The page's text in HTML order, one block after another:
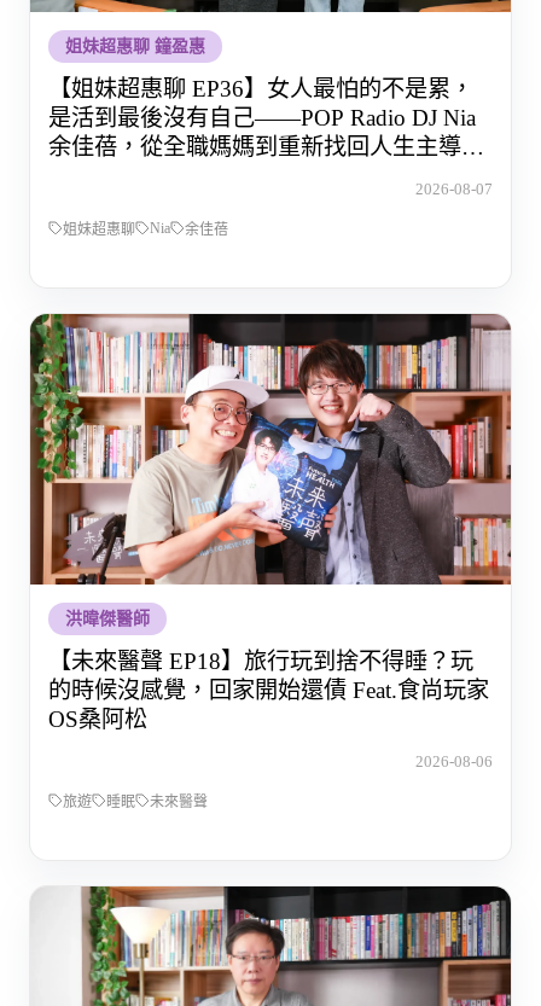
姐妹超惠聊 鐘盈惠
【姐妹超惠聊 EP36】女人最怕的不是累，
是活到最後沒有自己——POP Radio DJ Nia
余佳蓓，從全職媽媽到重新找回人生主導權
2026-08-07
姐妹超惠聊 Nia 余佳蓓
洪暐傑醫師
【未來醫聲 EP18】旅行玩到捨不得睡？玩
的時候沒感覺，回家開始還債 Feat.食尚玩家
OS桑阿松
2026-08-06
旅遊 睡眠 未來醫聲